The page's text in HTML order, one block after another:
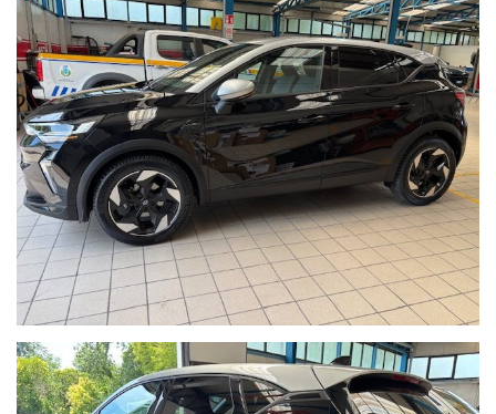
RICCI CAR SRL declina ogni responsabilità per eventuali
incongruenze, che non rappresentano un impegno contrattuale"
ORARI:
Dal lunedi al sabato:
-09:00 / 13:00
-15:00 / 19:30
Per Ulteriori Informazioni e per visionare contattateci saremo a
vostra completa disposizione!